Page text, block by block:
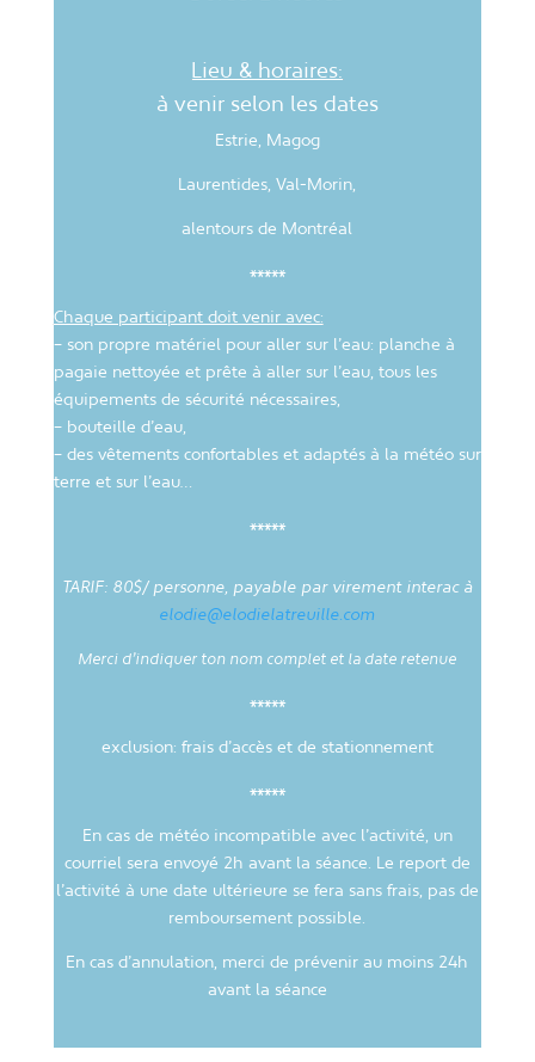
Lieu & horaires:
à venir selon les dates
Estrie, Magog
Laurentides, Val-Morin,
alentours de Montréal
*****
Chaque participant doit venir avec:
– son propre matériel pour aller sur l’eau: planche à
pagaie nettoyée et prête à aller sur l’eau, tous les
équipements de sécurité nécessaires,
– bouteille d’eau,
– des vêtements confortables et adaptés à la météo sur
terre et sur l’eau…
*****
TARIF: 80$/ personne, payable par virement interac à
elodie@elodielatreuille.com
Merci d’indiquer ton nom complet et la date retenue
*****
exclusion: frais d’accès et de stationnement
*****
En cas de météo incompatible avec l’activité, un
courriel sera envoyé 2h avant la séance. Le report de
l’activité à une date ultérieure se fera sans frais, pas de
remboursement possible.
En cas d’annulation, merci de prévenir au moins 24h
avant la séance